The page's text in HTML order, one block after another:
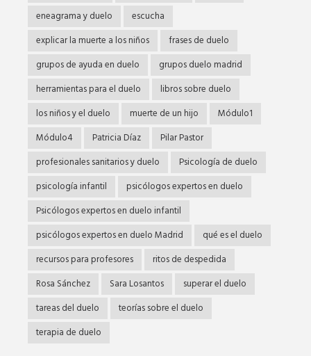
eneagrama y duelo
escucha
explicar la muerte a los niños
frases de duelo
grupos de ayuda en duelo
grupos duelo madrid
herramientas para el duelo
libros sobre duelo
los niños y el duelo
muerte de un hijo
Módulo1
Módulo4
Patricia Díaz
Pilar Pastor
profesionales sanitarios y duelo
Psicología de duelo
psicología infantil
psicólogos expertos en duelo
Psicólogos expertos en duelo infantil
psicólogos expertos en duelo Madrid
qué es el duelo
recursos para profesores
ritos de despedida
Rosa Sánchez
Sara Losantos
superar el duelo
tareas del duelo
teorías sobre el duelo
terapia de duelo